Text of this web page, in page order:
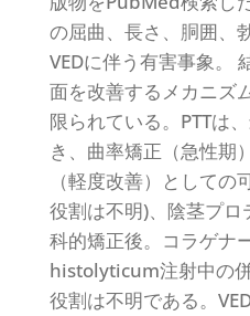
の屈曲、長さ、胴囲、
VEDに伴う有害事象。
面を改善するメカニズ
限られている。PTTは
き、曲率矯正（急性期
（軽度改善）として
役割は不明)、陰茎プ
科的矯正後。コラゲナ
histolyticum注射中の
役割は不明である。